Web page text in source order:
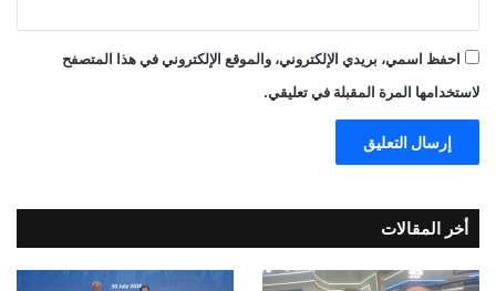
احفظ اسمي، بريدي الإلكتروني، والموقع الإلكتروني في هذا المتصفح
لاستخدامها المرة المقبلة في تعليقي.
أخر المقالات